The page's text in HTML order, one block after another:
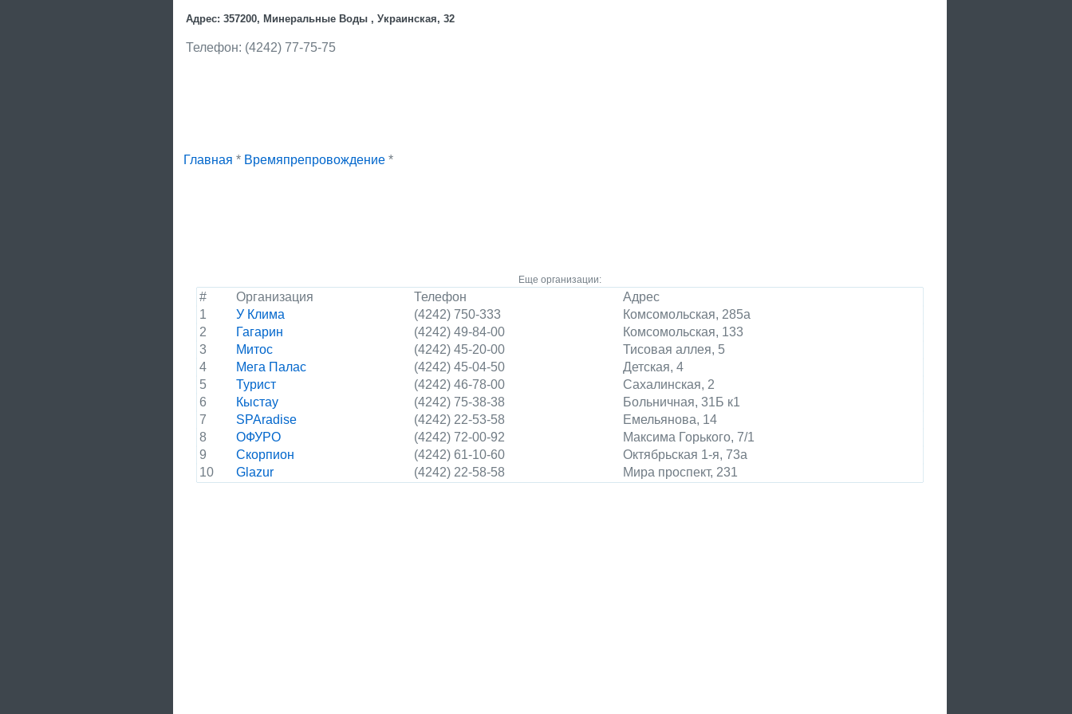
Адрес: 357200, Минеральные Воды , Украинская, 32
Телефон: (4242) 77-75-75
Главная * Времяпрепровождение *
Еще организации:
# Организация Телефон
Адрес
1
У Клима (4242) 750-333
Комсомольская, 285а
2
Гагарин (4242) 49-84-00
Комсомольская, 133
3
Митос (4242) 45-20-00
Тисовая аллея, 5
4
Мега Палас (4242) 45-04-50
Детская, 4
5
Турист (4242) 46-78-00
Сахалинская, 2
6
Кыстау (4242) 75-38-38
Больничная, 31Б к1
7
SPAradise (4242) 22-53-58
Емельянова, 14
8
ОФУРО (4242) 72-00-92
Максима Горького, 7/1
9
Скорпион (4242) 61-10-60
Октябрьская 1-я, 73а
10
Glazur (4242) 22-58-58 Мира проспект, 231